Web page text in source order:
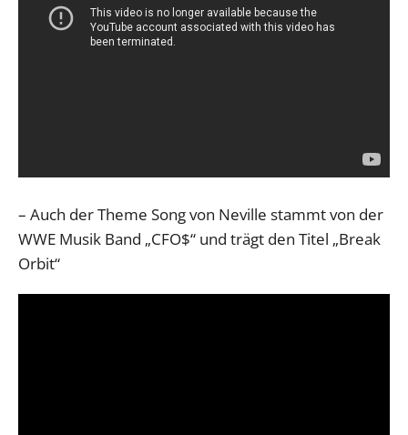
– Auch der Theme Song von Neville stammt von der
WWE Musik Band „CFO$“ und trägt den Titel „Break
Orbit“